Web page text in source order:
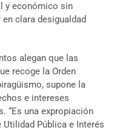
y económico sin
clara desigualdad
alegan que las
recoge la Orden
supone la
e intereses
“Es una expropiación
Pública e Interés